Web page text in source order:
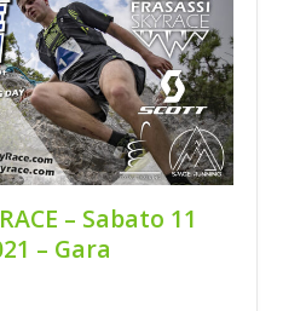
– Sabato 11
– Gara